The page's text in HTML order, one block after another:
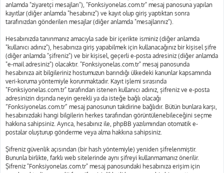
anlamda "ziyaretçi mesajları"), "Fonksiyonelas.com.tr" mesaj panosuna yapılan
kayıtlar (diğer anlamda "hesabınız") ve kayıt olup giriş yaptıktan sonra
tarafınızdan gönderilen mesajlar (diğer anlamda "mesajlarınız").
Hesabınızda tanınmanız amacıyla sade bir içerikte isminiz (diğer anlamda
"kullanıcı adınız"), hesabınıza giriş yapabilmek için kullanacağınız bir kişisel şifre
(diğer anlamda "şifreniz") ve bir kişisel, geçerli e-posta adresiniz (diğer anlamda
"e-mail adresiniz") olacaktır. "Fonksiyonelas.com.tr" mesaj panosunda
hesabınıza ait bilgileriniz hostumuzun barındığı ülkedeki kanunlar kapsamında
veri-koruma yöntemiyle korunmaktadır. Kayıt işlemi sırasında
"Fonksiyonelas.com.tr" tarafından istenen kullanıcı adınız, şifreniz ve e-posta
adresinizin dışında neyin gerekli ya da isteğe bağlı olacağı
“Fonksiyonelas.com.tr” mesaj panosunun takdirine bağlıdır. Bütün bunlara karşı,
hesabınızdaki hangi bilgilerin herkes tarafından görüntülenebileceğini seçme
hakkına sahipsiniz. Ayrıca, hesabınız ile, phpBB yazılımından otomatik e-
postalar oluşturup gönderme veya alma hakkına sahipsiniz.
Şifreniz güvenlik açısından (bir hash yöntemiyle) yeniden şifrelenmiştir.
Bununla birlikte, farklı web sitelerinde aynı şifreyi kullanmamanız önerilir.
Şifreniz "Fonksiyonelas.com.tr" mesaj panosundaki hesabınıza erişim için